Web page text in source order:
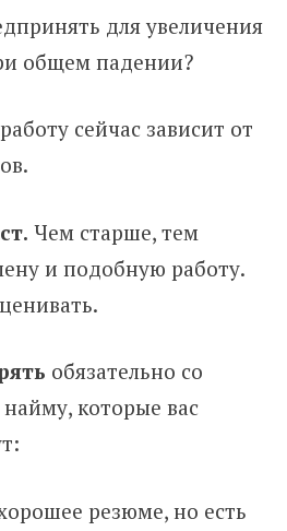
для увеличения
общем падении?
работу сейчас зависит от
Чем старше, тем
и подобную работу.
обязательно со
которые вас
резюме, но есть